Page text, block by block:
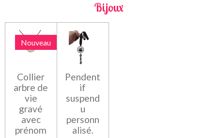
Bijoux
Nouveau
Collier
arbre de
vie
gravé
avec
prénom
Pendent
if
suspend
u
personn
alisé.